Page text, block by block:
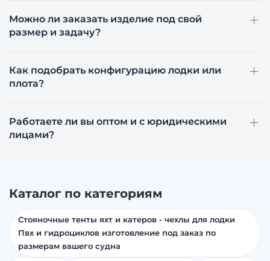
Можно ли заказать изделие под свой
размер и задачу?
Как подобрать конфигурацию лодки или
плота?
Работаете ли вы оптом и с юридическими
лицами?
Каталог по категориям
Стояночные тенты яхт и катеров - чехлы для лодки
Пвх и гидроциклов изготовление под заказ по
размерам вашего судна